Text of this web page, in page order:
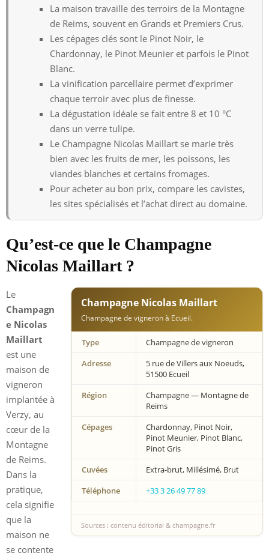
La maison travaille des terroirs de la Montagne
de Reims, souvent en Grands et Premiers Crus.
Les cépages clés sont le Pinot Noir, le
Chardonnay, le Pinot Meunier et parfois le Pinot
Blanc.
La vinification parcellaire permet d’exprimer
chaque terroir avec plus de finesse.
La dégustation idéale se fait entre 8 et 10 °C
dans un verre tulipe.
Le Champagne Nicolas Maillart se marie très
bien avec les fruits de mer, les poissons, les
viandes blanches et certains fromages.
Pour acheter au bon prix, compare les cavistes,
les sites spécialisés et l’achat direct au domaine.
Qu’est-ce que le Champagne
Nicolas Maillart ?
Champagne Nicolas Maillart
Champagne de vigneron à Ecueil.
Type
Champagne de vigneron
Adresse
5 rue de Villers aux Noeuds,
51500 Ecueil
Région
Champagne — Montagne de
Reims
Cépages
Chardonnay, Pinot Noir,
Pinot Meunier, Pinot Blanc,
Pinot Gris
Cuvées
Extra-brut, Millésimé, Brut
Téléphone
+33 3 26 49 77 89
Sources : contenu éditorial & champagne.fr
Le
Champagn
e Nicolas
Maillart
est une
maison de
vigneron
implantée à
Verzy, au
cœur de la
Montagne
de Reims.
Dans la
pratique,
cela signifie
que la
maison ne
se contente